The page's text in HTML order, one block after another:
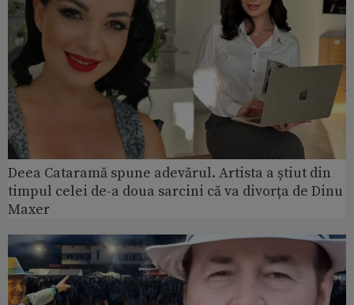
Deea Cataramă spune adevărul. Artista a știut din
timpul celei de-a doua sarcini că va divorța de Dinu
Maxer